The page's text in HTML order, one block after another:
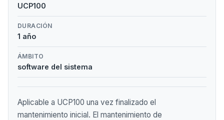
UCP100
DURACIÓN
1 año
ÁMBITO
software del sistema
Aplicable a UCP100 una vez finalizado el
mantenimiento inicial. El mantenimiento de